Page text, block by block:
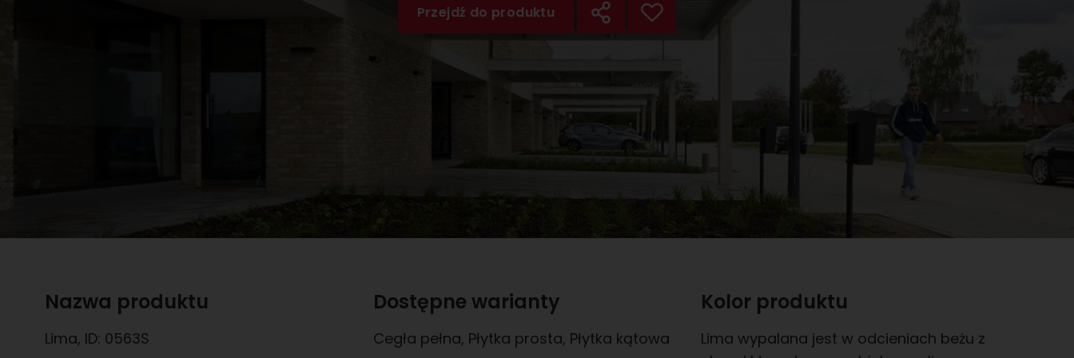
Przejdź do produktu
Nazwa produktu
Lima, ID: 0563S
Dostępne warianty
Cegła pełna, Płytka prosta, Płytka kątowa
Kolor produktu
Lima wypalana jest w odcieniach beżu z